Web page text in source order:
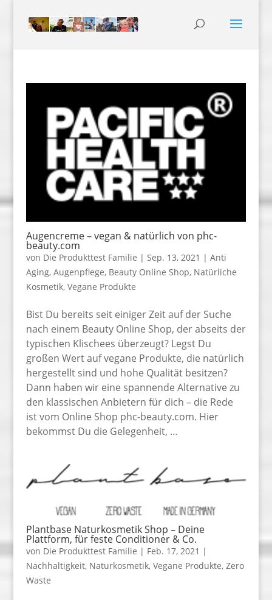
Augencreme – vegan & natürlich von phc-
beauty.com
von Die Produkttest Familie | Sep. 13, 2021 | Anti
Aging, Augenpflege, Beauty Online Shop, Natürliche
Kosmetik, Vegane Produkte
Bist Du bereits seit einiger Zeit auf der Suche
nach einem Beauty Online Shop, der abseits der
typischen Klischees überzeugt? Legst Du
großen Wert auf vegane Produkte, die natürlich
hergestellt sind und hohe Qualität besitzen?
Dann haben wir eine spannende Alternative zu
den klassischen Anbietern für dich – die Rede
ist vom Online Shop phc-beauty.com. Hier
bekommst Du die Gelegenheit, …
Plantbase Naturkosmetik Shop – Deine
Plattform, für feste Conditioner & Co.
von Die Produkttest Familie | Feb. 17, 2021 |
Nachhaltigkeit, Naturkosmetik, Vegane Produkte, Zero
Waste